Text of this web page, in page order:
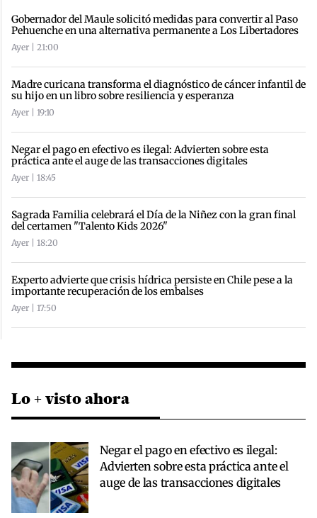
Gobernador del Maule solicitó medidas para convertir al Paso
Pehuenche en una alternativa permanente a Los Libertadores
Ayer | 21:00
Madre curicana transforma el diagnóstico de cáncer infantil de
su hijo en un libro sobre resiliencia y esperanza
Ayer | 19:10
Negar el pago en efectivo es ilegal: Advierten sobre esta
práctica ante el auge de las transacciones digitales
Ayer | 18:45
Sagrada Familia celebrará el Día de la Niñez con la gran final
del certamen "Talento Kids 2026"
Ayer | 18:20
Experto advierte que crisis hídrica persiste en Chile pese a la
importante recuperación de los embalses
Ayer | 17:50
Lo + visto ahora
Negar el pago en efectivo es ilegal:
Advierten sobre esta práctica ante el
auge de las transacciones digitales